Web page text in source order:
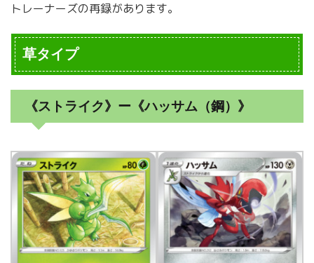
トレーナーズの再録があります。
草タイプ
《ストライク》ー《ハッサム（鋼）》